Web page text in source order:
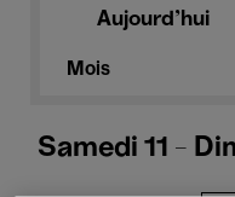
Aujourd'hui
Mois
Samedi 11 -